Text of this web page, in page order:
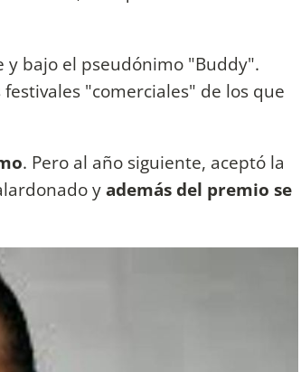
y bajo el pseudónimo "Buddy".
"comerciales" de los que
. Pero al año siguiente, aceptó la
yademás del premio se